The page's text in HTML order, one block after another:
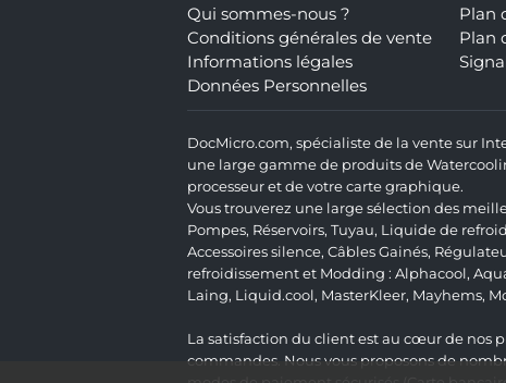
Qui sommes-nous ?
Conditions générales de vente
Informations légales
Données Personnelles
Plan
Plan
DocMicro.com, spécialiste de la vente sur
une large gamme de produits de
processeur et de votre carte graphique.
Vous trouverez une large sélection des
Pompes, Réservoirs, Tuyau, Liquide de
Accessoires silence, Câbles Gainés,
refroidissement et Modding : Alphacool ,
Laing, Liquid.cool , MasterKleer, Mayhems,
La satisfaction du client est au cœur de nos
commandes. Nous vous proposons de